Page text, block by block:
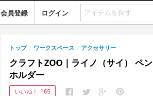
会員登録 ログイン
トップ / ワークスペース / アクセサリー
クラフトZOO｜ライノ（サイ） ペン
ホルダー
いいね！
169